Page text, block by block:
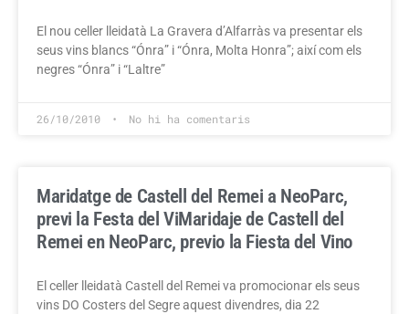
El nou celler lleidatà La Gravera d’Alfarràs va presentar els
seus vins blancs “Ónra” i “Ónra, Molta Honra”; així com els
negres “Ónra” i “Laltre”
26/10/2010 No hi ha comentaris
Maridatge de Castell del Remei a NeoParc,
previ la Festa del ViMaridaje de Castell del
Remei en NeoParc, previo la Fiesta del Vino
El celler lleidatà Castell del Remei va promocionar els seus
vins DO Costers del Segre aquest divendres, dia 22